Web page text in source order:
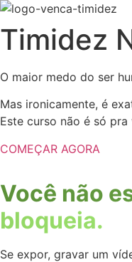
Timidez
O maior medo do ser
Mas ironicamente, é
Este curso não é só
COMEÇAR AGORA
Você não
bloqueia.
Se expor, gravar um